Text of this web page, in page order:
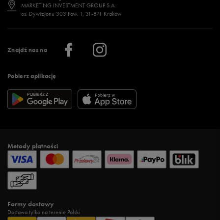
Znajdź nas na
Pobierz aplikację
Regulamin sklepu 50 style
Regulamin aplikacji 50 style
Więcej regulaminów >
Jak wybrać buty na zimę?
Więcej >
Stylizacje damskie
Sklepy stacjonarne
Klub 50 style
Praca
Informacje o firmie
MARKETING INVESTMENT GROUP S.A.
os. Dywizjonu 303 Paw. 1, 31-871 Kraków
Metody płatności
Formy dostawy
Dostawa tylko na terenie Polski